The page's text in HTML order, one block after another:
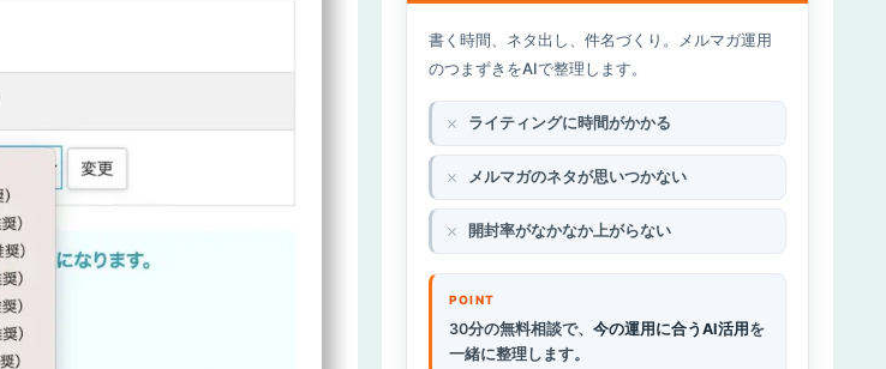
書く時間、ネタ出し、件名づくり。メルマガ運用
のつまずきをAIで整理します。
ライティングに時間がかかる
メルマガのネタが思いつかない
開封率がなかなか上がらない
30分の無料相談で、 今の運用に合うAI活用 を
一緒に整理します。